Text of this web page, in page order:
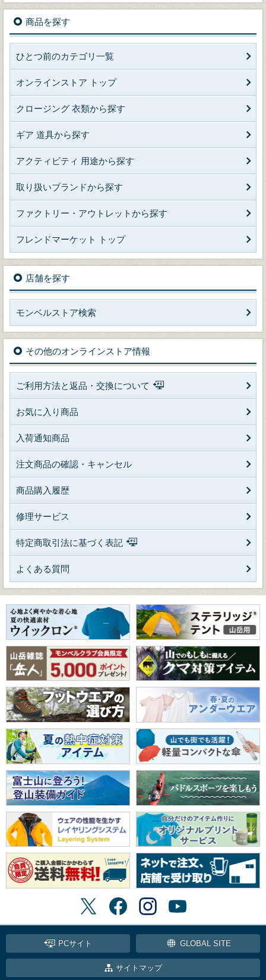
商品を探す
ひとつ前のカテゴリ一覧
オンラインストア トップ
クロージング 衣類から探す
ギア 道具から探す
アクティビティ 用途から探す
取り扱いブランドから探す
ファクトリー・アウトレットから探す
フレンドマーケット トップ
店舗を探す
モンベルストア検索
その他のオンラインストア情報
ご利用方法と返品・交換について
お気に入り商品
入荷通知商品
注文商品の確認・キャンセル
商品購入履歴
修理サービス
特定商取引法に基づく表記
よくある質問
PCサイト GLOBAL SITE
サイトマップ